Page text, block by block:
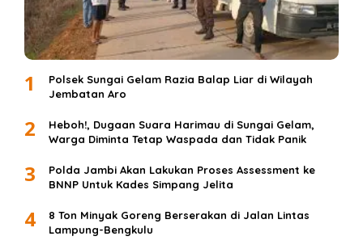
1
Polsek Sungai Gelam Razia Balap Liar di Wilayah
Jembatan Aro
2
Heboh!, Dugaan Suara Harimau di Sungai Gelam,
Warga Diminta Tetap Waspada dan Tidak Panik
3
Polda Jambi Akan Lakukan Proses Assessment ke
BNNP Untuk Kades Simpang Jelita
4
8 Ton Minyak Goreng Berserakan di Jalan Lintas
Lampung-Bengkulu